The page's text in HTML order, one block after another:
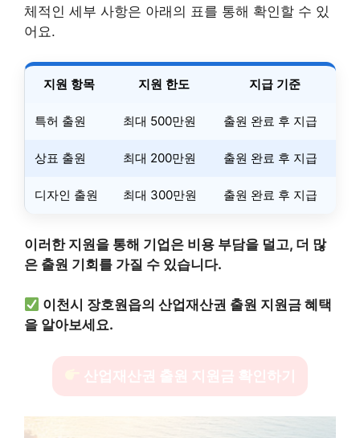
체적인 세부 사항은 아래의 표를 통해 확인할 수 있
어요.
지원 항목 지원 한도 지급 기준
특허 출원 최대 500만원 출원 완료 후 지급
상표 출원 최대 200만원 출원 완료 후 지급
디자인 출원 최대 300만원 출원 완료 후 지급
이러한 지원을 통해 기업은 비용 부담을 덜고, 더 많
은 출원 기회를 가질 수 있습니다.
이천시 장호원읍의 산업재산권 출원 지원금 혜택
을 알아보세요.
산업재산권 출원 지원금 확인하기